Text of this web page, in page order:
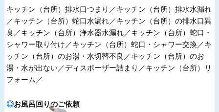
キッチン（台所）排水口つまり／キッチン（台所）排水水漏れ
／キッチン（台所）蛇口水漏れ／キッチン（台所）の排水口異
臭／キッチン（台所）浄水器水漏れ／キッチン（台所）蛇口・
シャワー取り付け／キッチン（台所）蛇口・シャワー交換／キ
ッチン（台所）のお湯・水切替不良／キッチン（台所）のお
湯・水が出ない／ディスポーザー詰まり／キッチン（台所）リ
フォーム／
お風呂回りのご依頼